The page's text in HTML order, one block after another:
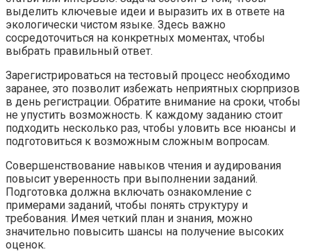
выделить ключевые идеи и выразить их в ответе на
экологически чистом языке. Здесь важно
сосредоточиться на конкретных моментах, чтобы
выбрать правильный ответ.
Зарегистрироваться на тестовый процесс необходимо
заранее, это позволит избежать неприятных сюрпризов
в день регистрации. Обратите внимание на сроки, чтобы
не упустить возможность. К каждому заданию стоит
подходить несколько раз, чтобы уловить все нюансы и
подготовиться к возможным сложным вопросам.
Совершенствование навыков чтения и аудирования
повысит уверенность при выполнении заданий.
Подготовка должна включать ознакомление с
примерами заданий, чтобы понять структуру и
требования. Имея четкий план и знания, можно
значительно повысить шансы на получение высоких
оценок.